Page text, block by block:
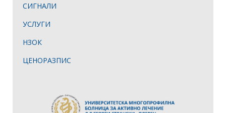
СИГНАЛИ
УСЛУГИ
НЗОК
ЦЕНОРАЗПИС